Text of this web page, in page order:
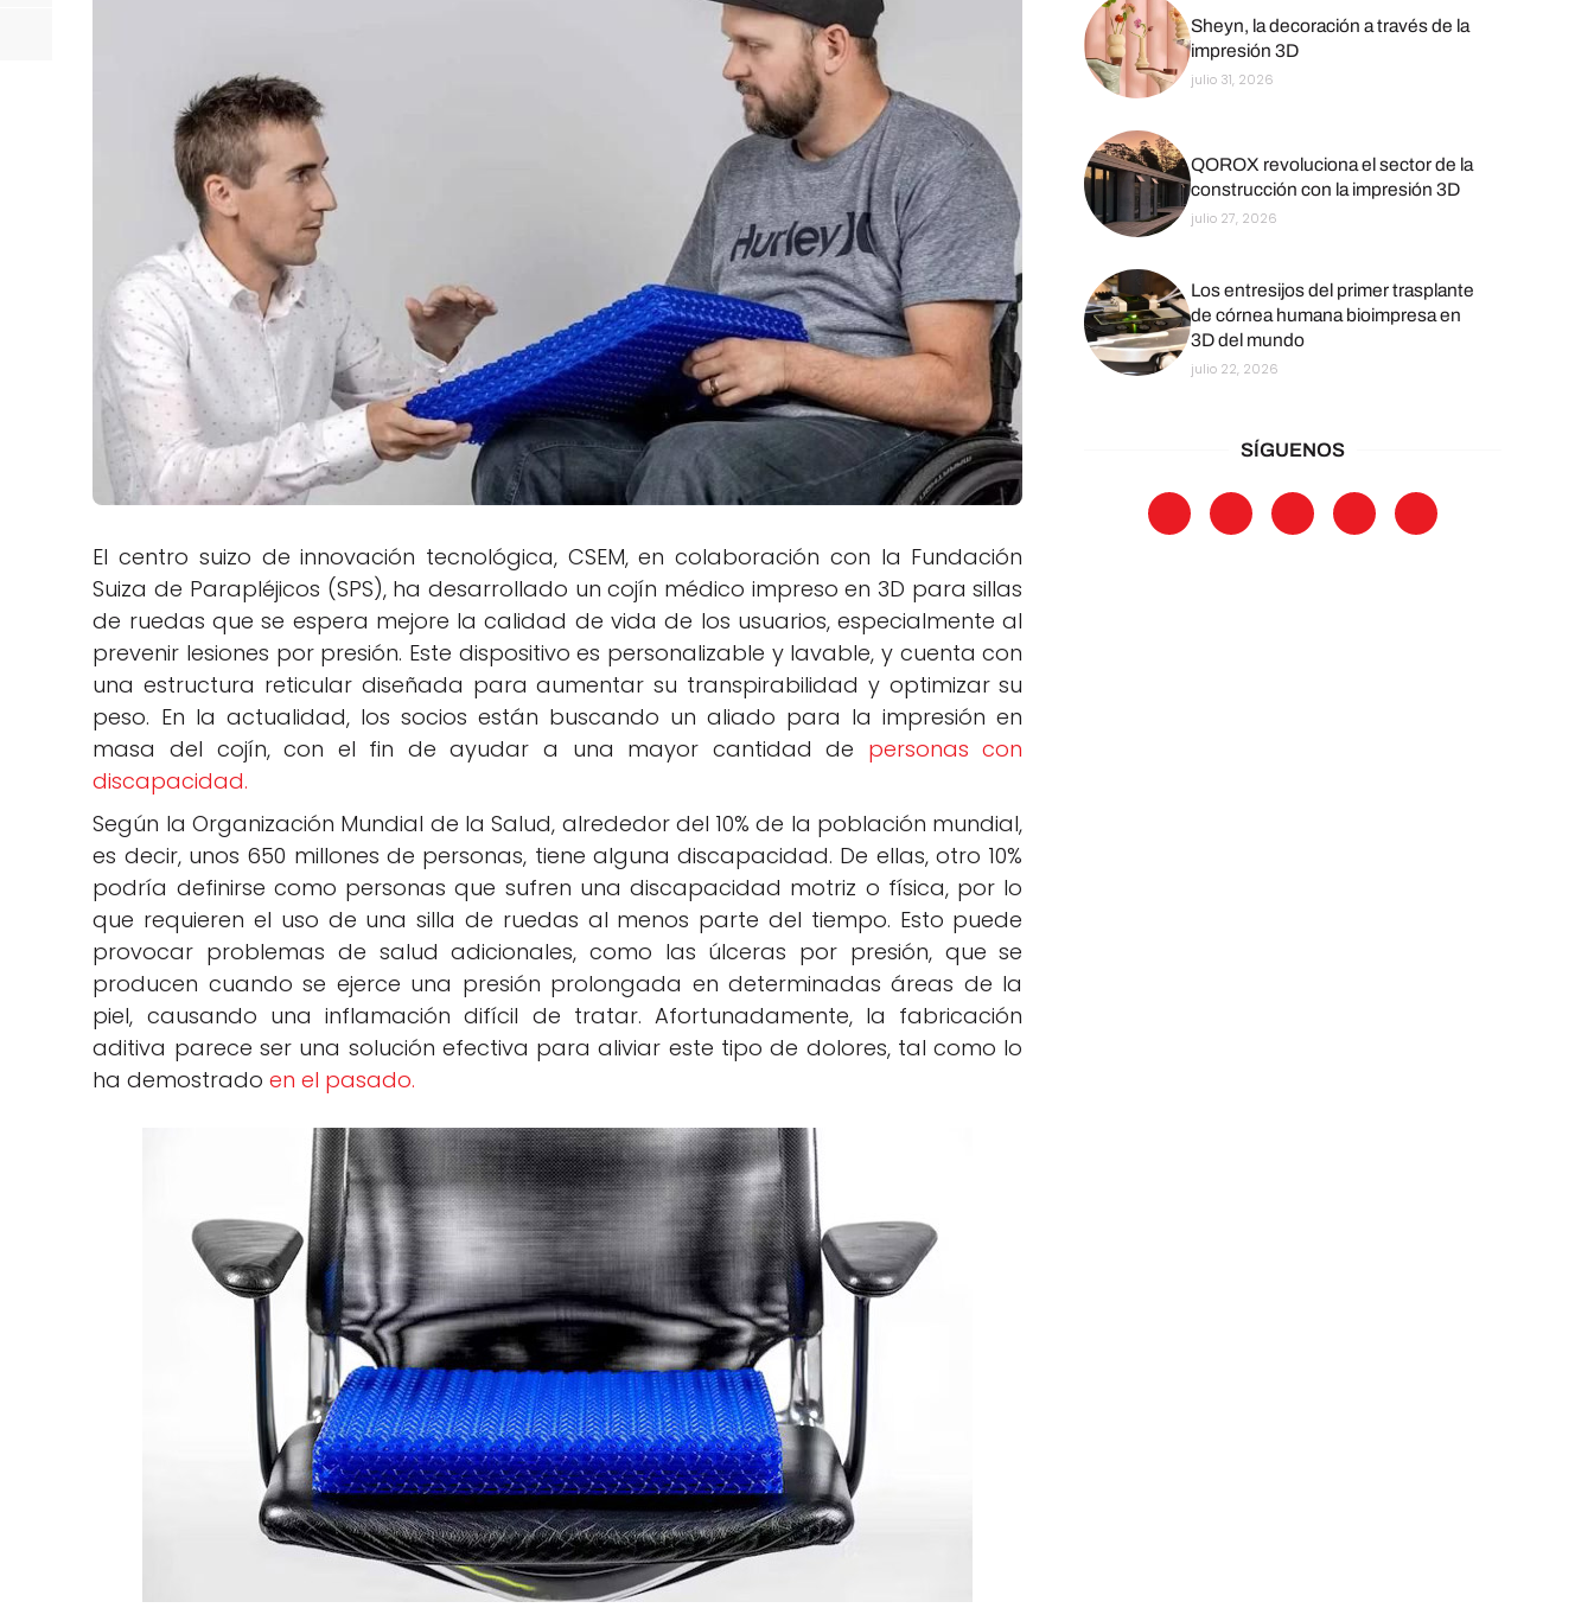
El centro suizo de innovación tecnológica, CSEM, en colaboración con la Fundación
Suiza de Parapléjicos (SPS), ha desarrollado un cojín médico impreso en 3D para sillas
de ruedas que se espera mejore la calidad de vida de los usuarios, especialmente al
prevenir lesiones por presión. Este dispositivo es personalizable y lavable, y cuenta con
una estructura reticular diseñada para aumentar su transpirabilidad y optimizar su
peso. En la actualidad, los socios están buscando un aliado para la impresión en
masa del cojín, con el fin de ayudar a una mayor cantidad de personas con
discapacidad.
Según la Organización Mundial de la Salud, alrededor del 10% de la población mundial,
es decir, unos 650 millones de personas, tiene alguna discapacidad. De ellas, otro 10%
podría definirse como personas que sufren una discapacidad motriz o física, por lo
que requieren el uso de una silla de ruedas al menos parte del tiempo. Esto puede
provocar problemas de salud adicionales, como las úlceras por presión, que se
producen cuando se ejerce una presión prolongada en determinadas áreas de la
piel, causando una inflamación difícil de tratar. Afortunadamente, la fabricación
aditiva parece ser una solución efectiva para aliviar este tipo de dolores, tal como lo
ha demostradoen el pasado.
Sheyn, la decoración a través de la
impresión 3D
julio 31, 2026
QOROX revoluciona el sector de la
construcción con la impresión 3D
julio 27, 2026
Los entresijos del primer trasplante
de córnea humana bioimpresa en
3D del mundo
julio 22, 2026
SÍGUENOS